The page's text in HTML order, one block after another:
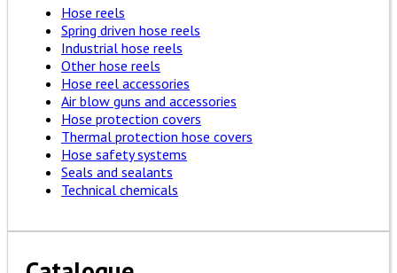
Hose reels
Spring driven hose reels
Industrial hose reels
Other hose reels
Hose reel accessories
Air blow guns and accessories
Hose protection covers
Thermal protection hose covers
Hose safety systems
Seals and sealants
Technical chemicals